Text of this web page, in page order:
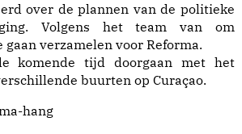
over de plannen van de politieke
Volgens het team van om
verzamelen voor Reforma.
komende tijd doorgaan met het
buurten op Curaçao.